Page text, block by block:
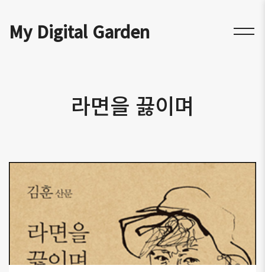
My Digital Garden
라면을 끓이며